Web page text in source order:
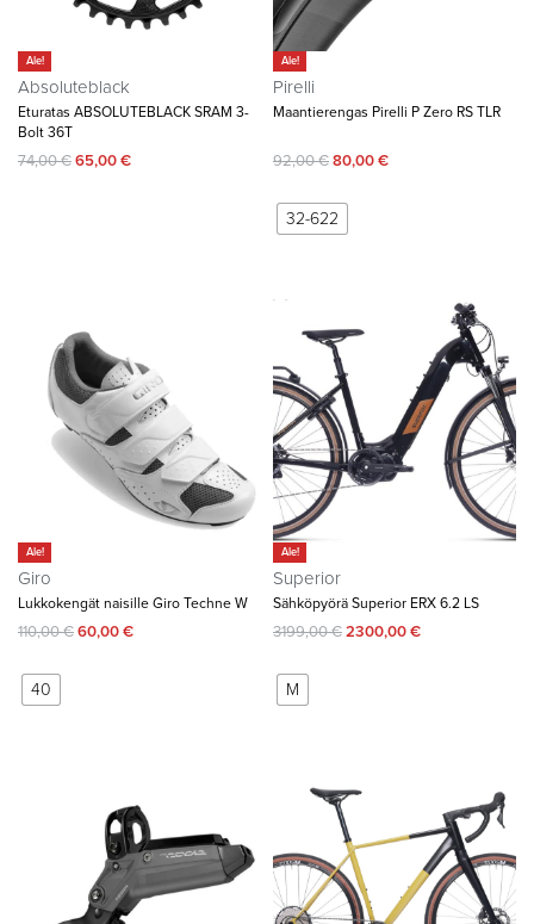
Ale!
Absoluteblack
Eturatas ABSOLUTEBLACK SRAM 3-
Bolt 36T
74,00€65,00€
Ale!
Pirelli
Maantierengas Pirelli P Zero RS TLR
92,00€80,00€
32-622
Ale!
Giro
Lukkokengät naisille Giro Techne W
110,00€60,00€
40
Ale!
Superior
Sähköpyörä Superior ERX 6.2 LS
3199,00€2300,00€
M